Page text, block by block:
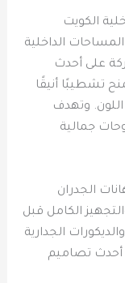
الكويت
الداخلية
على أحدث
تشطيبًا أنيقًا
وتهدف
جمالية
الجدران
الكامل قبل
الجدارية
أحدث تصاميم